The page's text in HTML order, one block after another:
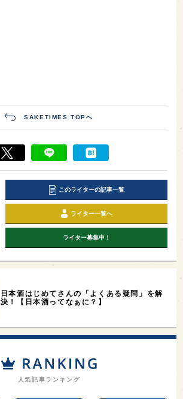
SAKETIMES TOPへ
このライターの記事一覧
ライター一覧へ
ライター募集中！
日本酒はじめてさんの「よくある疑問」を解
決！【日本酒ってなぁに？】
人気記事ランキング